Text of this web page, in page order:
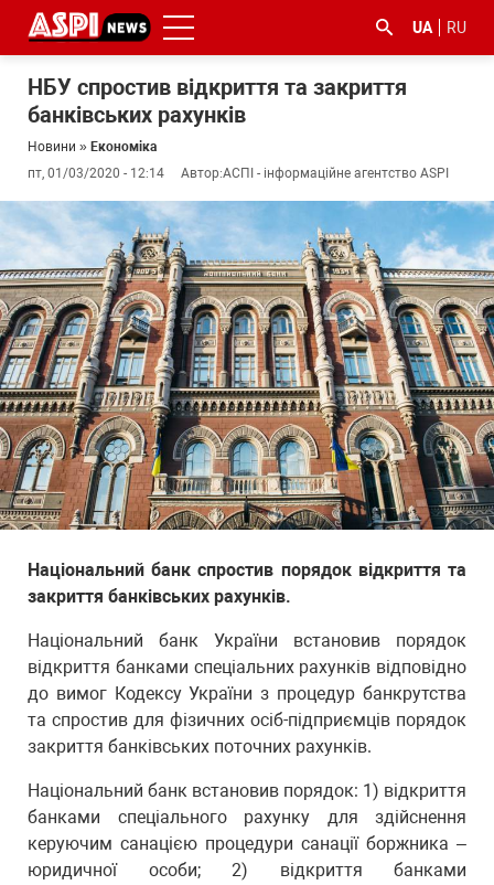
UA RU
НБУ спростив відкриття та закриття
банківських рахунків
Новини » Економіка
пт, 01/03/2020 - 12:14
Автор:АСПІ - інформаційне агентство ASPI
Національний банк спростив порядок відкриття та
закриття банківських рахунків.
Національний банк України встановив порядок
відкриття банками спеціальних рахунків відповідно
до вимог Кодексу України з процедур банкрутства
та спростив для фізичних осіб-підприємців порядок
закриття банківських поточних рахунків.
Національний банк встановив порядок: 1) відкриття
банками спеціального рахунку для здійснення
керуючим санацією процедури санації боржника –
юридичної особи; 2) відкриття банками
#ООС
#боротьба
з
корупцією
#ДФС #Київ #коронавірус